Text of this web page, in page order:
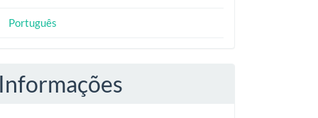
Português
Informações